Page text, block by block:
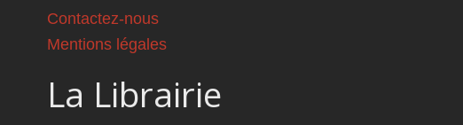
Contactez-nous
Mentions légales
La Librairie